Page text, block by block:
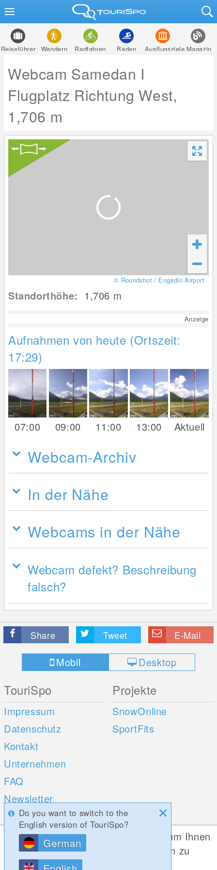
Reiseführer Wandern Radfahren Baden Ausflugsziele Magazin
Webcam Samedan I
Flugplatz Richtung West,
1,706 m
© Roundshot / Engadin Airport
Standorthöhe: 1,706 m
Anzeige
Aufnahmen von heute (Ortszeit:
17:29)
07:00 09:00 11:00 13:00 Aktuell
Webcam-Archiv
In der Nähe
Webcams in der Nähe
Webcam defekt? Beschreibung
falsch?
Share Tweet E-Mail
Mobil Desktop
TouriSpo
Impressum
Datenschutz
Kontakt
Unternehmen
FAQ
Newsletter
Umfragen
Projekte
SnowOnline
SportFits
Mobile Apps Social Web
Do you want to switch to the
English version of TouriSpo?
German
Diese Website verwendet Cookies, um Ihnen
die bestmögliche Funktionalität bieten zu
können.